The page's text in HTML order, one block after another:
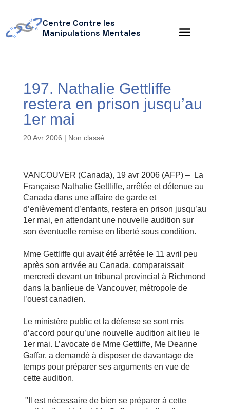
Centre Contre les
Manipulations Mentales
197. Nathalie Gettliffe
restera en prison jusqu’au
1er mai
20 Avr 2006 | Non classé
VANCOUVER (Canada), 19 avr 2006 (AFP) – La
Française Nathalie Gettliffe, arrêtée et détenue au
Canada dans une affaire de garde et
d’enlèvement d’enfants, restera en prison jusqu’au
1er mai, en attendant une nouvelle audition sur
son éventuelle remise en liberté sous condition.
Mme Gettliffe qui avait été arrêtée le 11 avril peu
après son arrivée au Canada, comparaissait
mercredi devant un tribunal provincial à Richmond
dans la banlieue de Vancouver, métropole de
l’ouest canadien.
Le ministère public et la défense se sont mis
d’accord pour qu’une nouvelle audition ait lieu le
1er mai. L’avocate de Mme Gettliffe, Me Deanne
Gaffar, a demandé à disposer de davantage de
temps pour préparer ses arguments en vue de
cette audition.
"Il est nécessaire de bien se préparer à cette